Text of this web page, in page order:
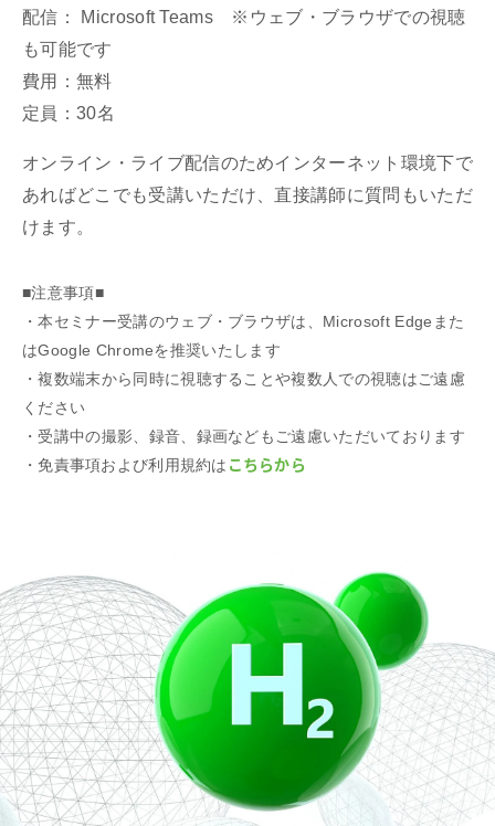
配信： Microsoft Teams ※ウェブ・ブラウザでの視聴
も可能です
費用：無料
定員：30名
オンライン・ライブ配信のためインターネット環境下で
あればどこでも受講いただけ、直接講師に質問もいただ
けます。
■注意事項■
・本セミナー受講のウェブ・ブラウザは、Microsoft Edgeまた
はGoogle Chromeを推奨いたします
・複数端末から同時に視聴することや複数人での視聴はご遠慮
ください
・受講中の撮影、録音、録画などもご遠慮いただいております
・免責事項および利用規約は こちらから